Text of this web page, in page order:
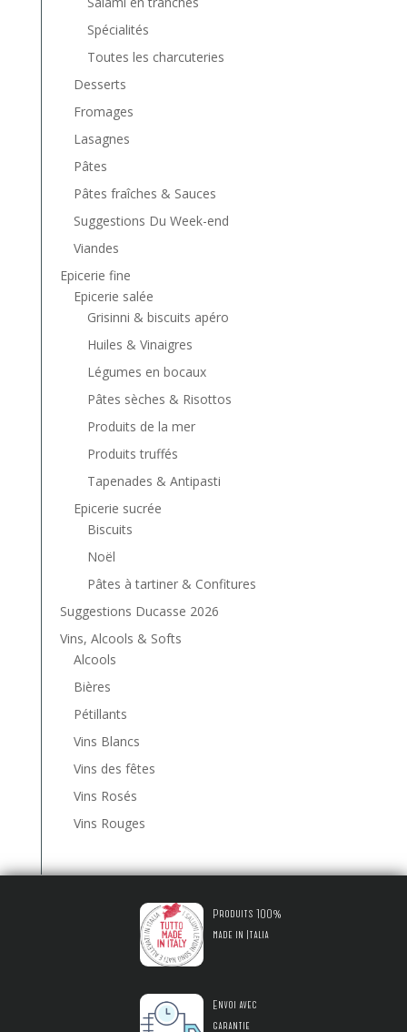
Spécialités
Toutes les charcuteries
Desserts
Fromages
Lasagnes
Pâtes
Pâtes fraîches & Sauces
Suggestions Du Week-end
Viandes
Epicerie fine
Epicerie salée
Grisinni & biscuits apéro
Huiles & Vinaigres
Légumes en bocaux
Pâtes sèches & Risottos
Produits de la mer
Produits truffés
Tapenades & Antipasti
Epicerie sucrée
Biscuits
Noël
Pâtes à tartiner & Confitures
Suggestions Ducasse 2026
Vins, Alcools & Softs
Alcools
Bières
Pétillants
Vins Blancs
Vins des fêtes
Vins Rosés
Vins Rouges
Produits 100%
made in Italia
Envoi avec
garantie